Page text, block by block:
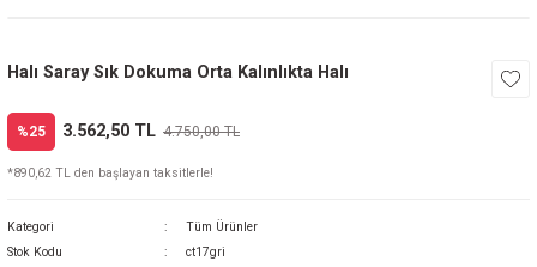
Halı Saray Sık Dokuma Orta Kalınlıkta Halı
%25 3.562,50 TL 4.750,00 TL
*890,62 TL den başlayan taksitlerle!
Kategori
Tüm Ürünler
Stok Kodu
ct17gri